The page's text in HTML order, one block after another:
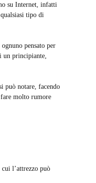
su Internet, infatti
tipo di
pensato per
un principiante,
può notare, facendo
molto rumore
l’attrezzo può